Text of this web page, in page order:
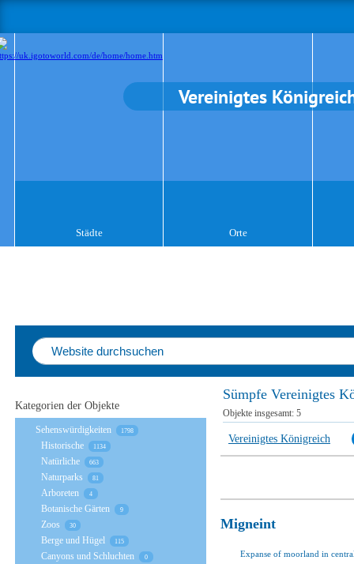
Vereinigtes
Städte Orte
Sümpfe Vereinigtes
Objekte insgesamt: 5
Vereinigtes Königreich
Migneint
Expanse of moorland in
Kategorien der Objekte
Sehenswürdigkeiten 1798
Historische 1134
Natürliche 663
Naturparks 81
Arboreten 4
Botanische Gärten 9
Zoos 30
Berge und Hügel 115
Canyons und Schluchten 0